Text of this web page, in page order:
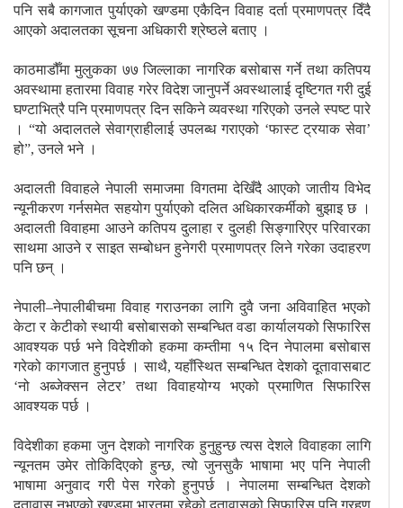
पनि सबै कागजात पुर्याएको खण्डमा एकैदिन विवाह दर्ता प्रमाणपत्र दिँदै
आएको अदालतका सूचना अधिकारी श्रेष्ठले बताए ।
काठमाडौँमा मुलुकका ७७ जिल्लाका नागरिक बसोबास गर्ने तथा कतिपय
अवस्थामा हतारमा विवाह गरेर विदेश जानुपर्ने अवस्थालाई दृष्टिगत गरी दुई
घण्टाभित्रै पनि प्रमाणपत्र दिन सकिने व्यवस्था गरिएको उनले स्पष्ट पारे
। “यो अदालतले सेवाग्राहीलाई उपलब्ध गराएको ‘फास्ट ट्रयाक सेवा’
हो”, उनले भने ।
अदालती विवाहले नेपाली समाजमा विगतमा देखिँदै आएको जातीय विभेद
न्यूनीकरण गर्नसमेत सहयोग पुर्याएको दलित अधिकारकर्मीको बुझाइ छ ।
अदालती विवाहमा आउने कतिपय दुलाहा र दुलही सिङ्गारिएर परिवारका
साथमा आउने र साइत सम्बोधन हुनेगरी प्रमाणपत्र लिने गरेका उदाहरण
पनि छन् ।
नेपाली–नेपालीबीचमा विवाह गराउनका लागि दुवै जना अविवाहित भएको
केटा र केटीको स्थायी बसोबासको सम्बन्धित वडा कार्यालयको सिफारिस
आवश्यक पर्छ भने विदेशीको हकमा कम्तीमा १५ दिन नेपालमा बसोबास
गरेको कागजात हुनुपर्छ । साथै, यहाँस्थित सम्बन्धित देशको दूतावासबाट
‘नो अब्जेक्सन लेटर’ तथा विवाहयोग्य भएको प्रमाणित सिफारिस
आवश्यक पर्छ ।
विदेशीका हकमा जुन देशको नागरिक हुनुहुन्छ त्यस देशले विवाहका लागि
न्यूनतम उमेर तोकिदिएको हुन्छ, त्यो जुनसुकै भाषामा भए पनि नेपाली
भाषामा अनुवाद गरी पेस गरेको हुनुपर्छ । नेपालमा सम्बन्धित देशको
दूतावास नभएको खण्डमा भारतमा रहेको दूतावासको सिफारिस पनि ग्रहण